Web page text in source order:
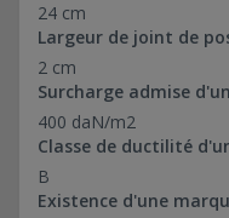
Hauteur
Hauteur
Hauteur
20*130-Ref
24 cm
Largeur de joint de
2 cm
Surcharge admise
400 daN/m2
Classe de ductilité
B
Existence d'une